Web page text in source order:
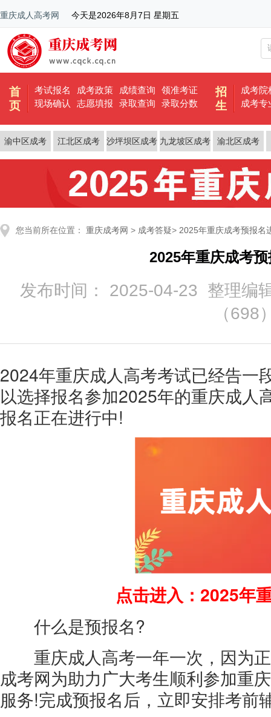
重庆成人高考网 今天是2026年8月7日 星期五
首
页
考试报名 成考政策 成绩查询
领准考证
现场确认
志愿填报 录取查询 录取分数
招
生
成考院
成考专
渝中区成考 江北区成考 沙坪坝区成考 九龙坡区成考 渝北区成考
您当前所在位置： 重庆成考网 > 成考答疑> 2025年重庆成考预报名
2025年重庆成考
发布时间： 2025-04-23 整理编
（698
2024年重庆成人高考考试已经告一
以选择报名参加2025年的重庆成人
报名正在进行中!
点击进入：2025年重
什么是预报名?
重庆成人高考一年一次，因为正
成考网为助力广大考生顺利参加重
服务!完成预报名后，立即安排考前